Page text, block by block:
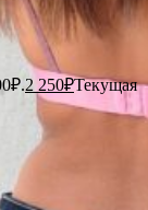
2 250₽Текущая